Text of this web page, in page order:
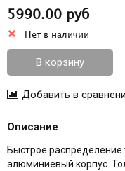
5990.00 руб
Нет в наличии
В корзину
Описание
Быстрое
алюминиевый корпус.